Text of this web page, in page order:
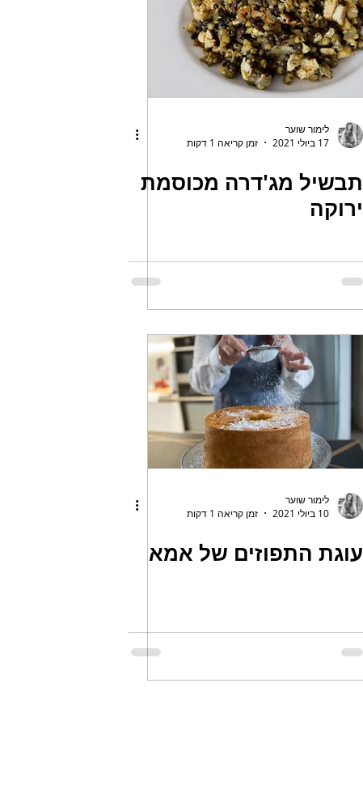
לימור שוער
17 ביולי 2021
זמן קריאה 1 דקות
תבשיל מג'דרה מכוסמת
ירוקה
לימור שוער
10 ביולי 2021
זמן קריאה 1 דקות
עוגת התפוזים של אמא